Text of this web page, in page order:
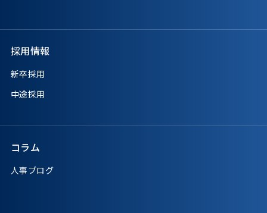
採用情報
新卒採用
中途採用
コラム
人事ブログ